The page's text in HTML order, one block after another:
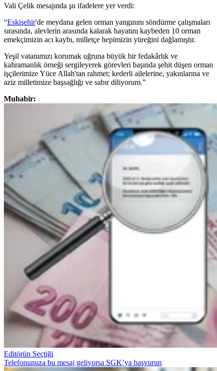
Vali Çelik mesajında şu ifadelere yer verdi:
“Eskişehir'de meydana gelen orman yangınını söndürme çalışmaları
sırasında, alevlerin arasında kalarak hayatını kaybeden 10 orman
emekçimizin acı kaybı, milletçe hepimizin yüreğini dağlamıştır.
Yeşil vatanımızı korumak uğruna büyük bir fedakârlık ve
kahramanlık örneği sergileyerek görevleri başında şehit düşen orman
işçilerimize Yüce Allah'tan rahmet; kederli ailelerine, yakınlarına ve
aziz milletimize başsağlığı ve sabır diliyorum.”
Muhabir:
Editörün Seçtiği
Telefonunuza bu mesaj geliyorsa SGK’ya başvurun